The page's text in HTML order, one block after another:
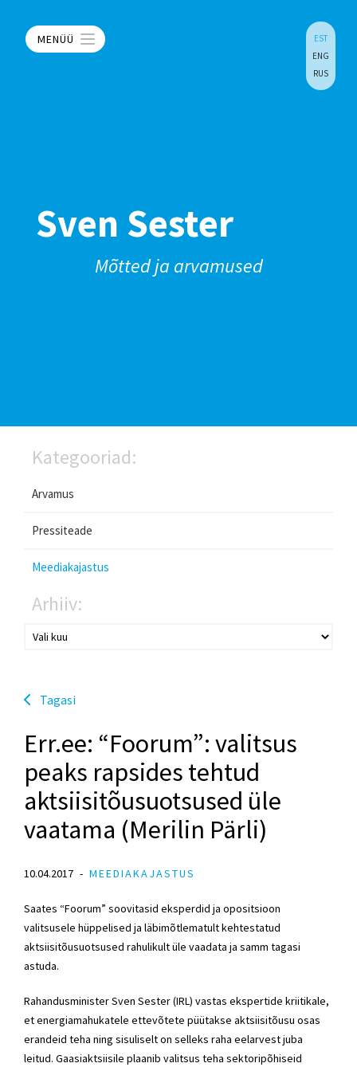
MENÜÜ
EST
ENG
RUS
Sven Sester
Mõtted ja arvamused
Kategooriad:
Arvamus
Pressiteade
Meediakajastus
Arhiiv:
Tagasi
Err.ee: “Foorum”: valitsus
peaks rapsides tehtud
aktsiisitõusuotsused üle
vaatama (Merilin Pärli)
10.04.2017 MEEDIAKAJASTUS
Saates “Foorum” soovitasid eksperdid ja opositsioon
valitsusele hüppelised ja läbimõtlematult kehtestatud
aktsiisitõusuotsused rahulikult üle vaadata ja samm tagasi
astuda.
Rahandusminister Sven Sester (IRL) vastas ekspertide kriitikale,
et energiamahukatele ettevõtete püütakse aktsiisitõusu osas
erandeid teha ning sisuliselt on selleks raha eelarvest juba
leitud. Gaasiaktsiisile plaanib valitsus teha sektoripõhiseid